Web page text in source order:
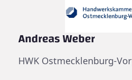
Andreas Weber
HWK Ostmecklenburg-